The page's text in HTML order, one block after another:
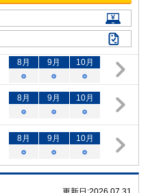
8月 9月 10月
○
○ ○
8月 9月 10月
○
○ ○
8月 9月 10月
○
○ ○